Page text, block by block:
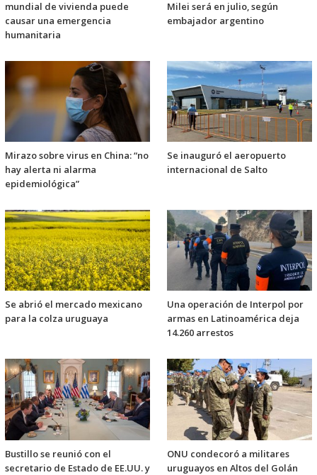
mundial de vivienda puede
causar una emergencia
humanitaria
Milei será en julio, según
embajador argentino
Mirazo sobre virus en China: “no
hay alerta ni alarma
epidemiológica”
Se inauguró el aeropuerto
internacional de Salto
Se abrió el mercado mexicano
para la colza uruguaya
Una operación de Interpol por
armas en Latinoamérica deja
14.260 arrestos
Bustillo se reunió con el
secretario de Estado de EE.UU. y
ONU condecoró a militares
uruguayos en Altos del Golán